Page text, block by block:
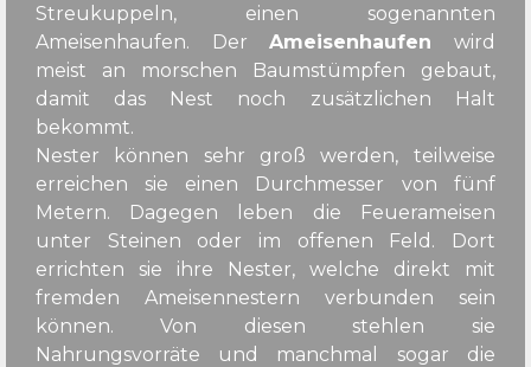
Streukuppeln, einen sogenannten
Ameisenhaufen. DerAmeisenhaufen wird
meist an morschen Baumstümpfen gebaut,
damit das Nest noch zusätzlichen Halt
bekommt.
Nester können sehr groß werden, teilweise
erreichen sie einen Durchmesser von fünf
Metern. Dagegen leben die Feuerameisen
unter Steinen oder im offenen Feld. Dort
errichten sie ihre Nester, welche direkt mit
fremden Ameisennestern verbunden sein
können. Von diesen stehlen sie
Nahrungsvorräte und manchmal sogar die